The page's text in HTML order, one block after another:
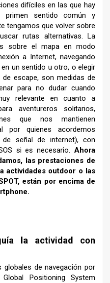
difíciles en las que hay
primen sentido común y
tengamos que volver sobre
rutas alternativas. La
sobre el mapa en modo
a Internet, navegando
un sentido u otro, o elegir
escape, son medidas de
para no dudar cuando
relevante en cuanto a
aventureros solitarios,
que nos mantienen
por quienes acordemos
de señal de internet), con
si es necesario. Ahora
las prestaciones de
actividades outdoor o las
están por encima de
la actividad con
de navegación por
Positioning System